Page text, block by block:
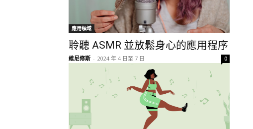
應用領域
聆聽 ASMR 並放鬆身心的應用程序
維尼修斯 - 2024 年 4 日至 7 日 0